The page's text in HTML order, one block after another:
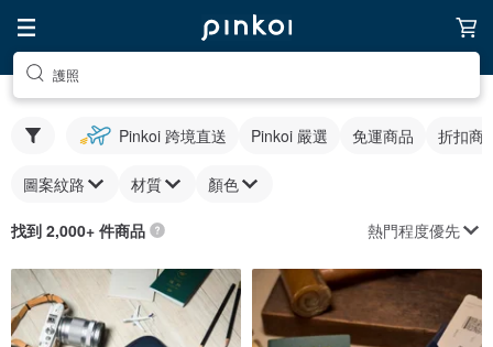
護照
Pinkoi 跨境直送 Pinkoi 嚴選 免運商品 折扣商
圖案紋路 材質 顏色
找到 2,000+ 件商品 熱門程度優先